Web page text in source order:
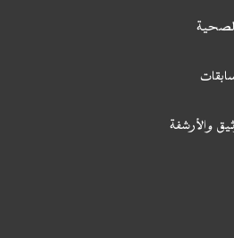
الصحية
والأرشفة